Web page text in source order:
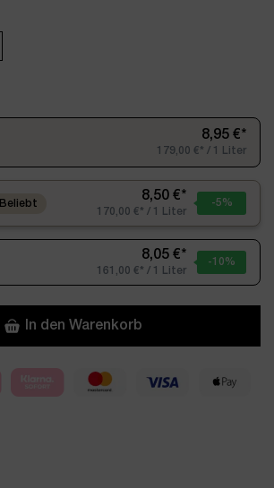
8,95 €*
179,00 €* / 1 Liter
Beliebt
8,50 €*
170,00 €* / 1 Liter
-5%
8,05 €*
161,00 €* / 1 Liter
-10%
In den Warenkorb